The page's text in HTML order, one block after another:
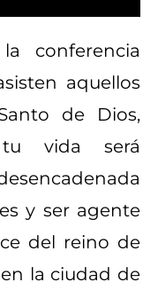
conferencia
aquellos
de Dios,
vida será
y ser agente
del reino de
la ciudad de